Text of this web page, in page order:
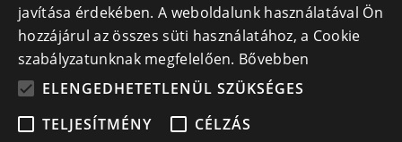
info@cegek.ro
+40 740 856 970
javítása érdekében. A weboldalunk használatával Ön
hozzájárul az összes süti használatához, a Cookie
szabályzatunknak megfelelően. Bővebben
ELENGEDHETETLENÜL SZÜKSÉGES
TELJESÍTMÉNY
CÉLZÁS